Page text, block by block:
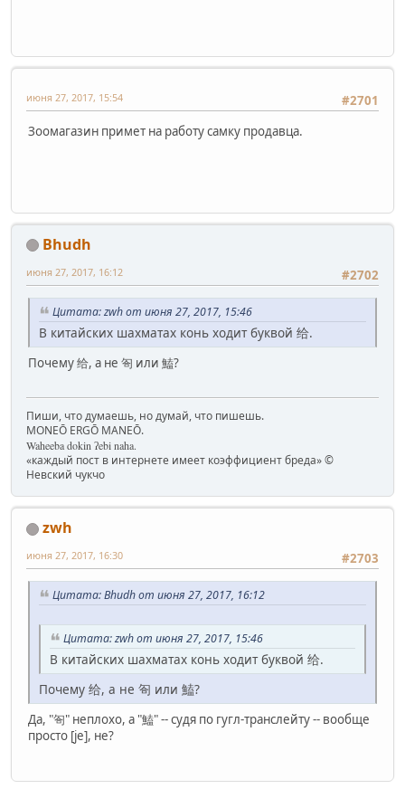
#2701
июня 27, 2017, 15:54
Зоомагазин примет на работу самку продавца.
Bhudh
#2702
июня 27, 2017, 16:12
Цитата: zwh от июня 27, 2017, 15:46
В китайских шахматах конь ходит буквой 给.
Почему 给, а не 匌 или 鰪?
Пиши, что думаешь, но думай, что пишешь.
MONEŌ ERGŌ MANEŌ.
Waheeba dokin ʔebi naha.
«каждый пост в интернете имеет коэффициент бреда» ©
Невский чукчо
zwh
#2703
июня 27, 2017, 16:30
Цитата: Bhudh от июня 27, 2017, 16:12
Цитата: zwh от июня 27, 2017, 15:46
В китайских шахматах конь ходит буквой 给.
Почему 给, а не 匌 или 鰪?
Да, "匌" неплохо, а "鰪" -- судя по гугл-транслейту -- вообще
просто [je], не?